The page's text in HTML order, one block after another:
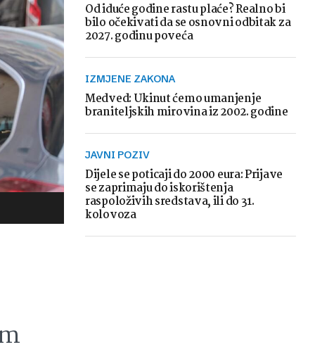
Od iduće godine rastu plaće? Realno bi
bilo očekivati da se osnovni odbitak za
2027. godinu poveća
IZMJENE ZAKONA
Medved: Ukinut ćemo umanjenje
braniteljskih mirovina iz 2002. godine
JAVNI POZIV
Dijele se poticaji do 2000 eura: Prijave
se zaprimaju do iskorištenja
raspoloživih sredstava, ili do 31.
kolovoza